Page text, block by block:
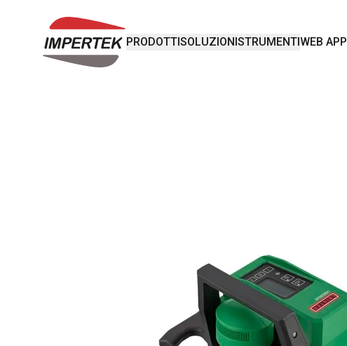
PRODOTTISOLUZIONISTRUMENTIWEB APP